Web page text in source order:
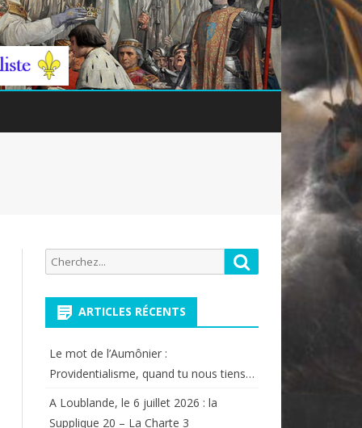
Recherche
pour:
Rechercher
ARTICLES RÉCENTS
Le mot de l’Aumônier :
Providentialisme, quand tu nous tiens…
A Loublande, le 6 juillet 2026 : la
Supplique 20 – La Charte 3